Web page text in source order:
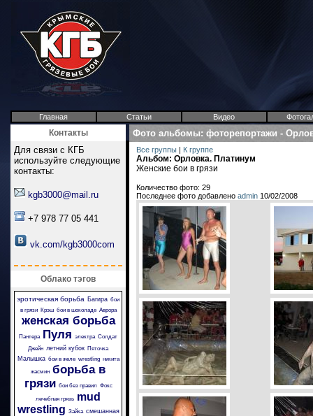
Главная Статьи Видео
Контакты
Для связи с КГБ
используйте следующие
контакты:
kgb3000@mail.ru
+7 978 77 05 441
vk.com/kgb3000com
Облако тэгов
эротическая борьба Багира бои
в грязи
Крэш бои в шоколаде Аврора
женская борьба
Пантера Пуля электра Солдат
Джейн летний кубок Пяточка
Малышка бои в желе wrestling никита
жасмин борьба в
грязи бои без правил Фокс
лечебная грязь mud
wrestling Зайка смешанная
Фото альбомы: фоторепортажи -
Все группы | К группе
Альбом: Орловка. Платинум
Женские бои в грязи
Количество фото: 29
Последнее фото добавлено admin 10/02/2008